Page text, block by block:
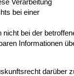
bei einer
nicht bei der
Informationen
darüber